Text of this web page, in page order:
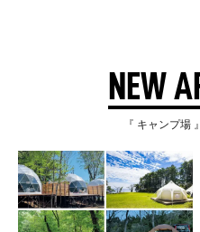
NEW
『 キャンプ場